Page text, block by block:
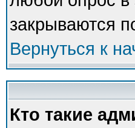
закрываются
Вернуться к
Кто такие